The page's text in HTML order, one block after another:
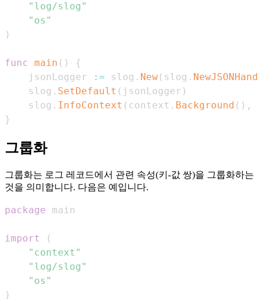
"log/slog"
"os"
)
func main ( )
{
	jsonLogger
:= slog . New( slog .
	slog
. SetDefault ( jsonLogger )
	slog
. InfoContext ( context . Background ( ) ,
}
그룹화
그룹화는 로그 레코드에서 관련 속성(키-값 쌍)을 그룹화하는
것을 의미합니다. 다음은 예입니다.
package
import
(
"context"
"log/slog"
"os"
)